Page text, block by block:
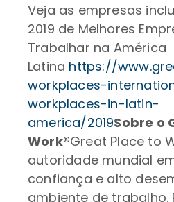
Veja as empresas
2019 de Melhores
Trabalhar na América
Latina https://
workplaces-
workplaces-in-latin-
america/2019Sobre o
Work®Great Place to
autoridade mundial
confiança e alto
ambiente de trabalho.